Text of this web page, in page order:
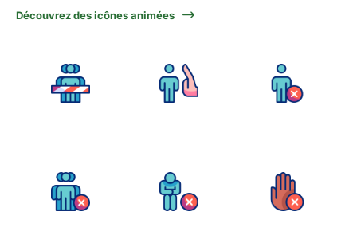
Découvrez des icônes animées